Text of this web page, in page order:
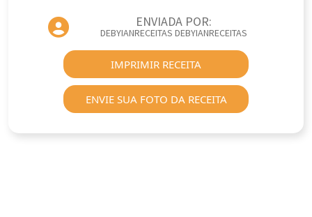
ENVIADA POR:
DEBYIANRECEITAS DEBYIANRECEITAS
IMPRIMIR RECEITA
ENVIE SUA FOTO DA RECEITA